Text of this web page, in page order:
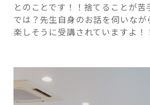
とのことです！！捨てることが苦
では？先生自身のお話を伺いなが
楽しそうに受講されていますよ！